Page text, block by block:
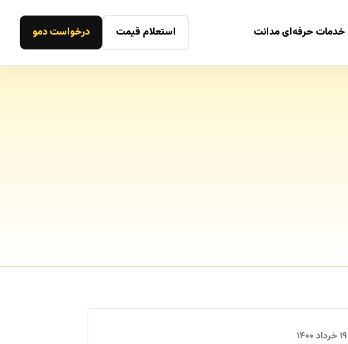
خدمات حرفه‌ای مدانت استعلام قیمت درخواست دمو
۱۹ خرداد ۱۴۰۰